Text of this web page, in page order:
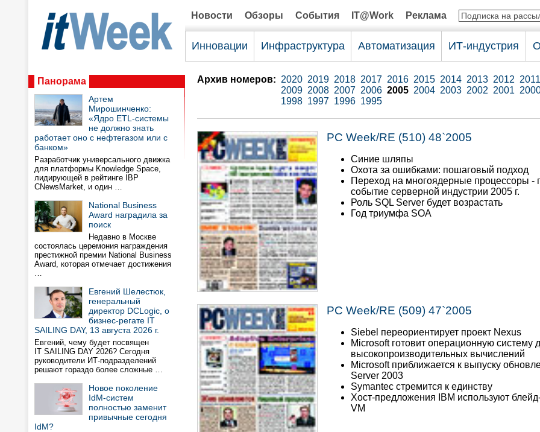
Новости Обзоры События IT@Work Реклама
Инновации Инфраструктура Автоматизация ИТ-индустрия
Панорама
Артем
Мирошинченко:
«Ядро ETL-системы
не должно знать
работает оно с нефтегазом или с
банком»
Разработчик универсального движка
для платформы Knowledge Space,
лидирующей в рейтинге IBP
CNewsMarket, и один …
National Business
Award наградила за
поиск
Недавно в Москве
состоялась церемония награждения
престижной премии National Business
Award, которая отмечает достижения
…
Евгений Шелестюк,
генеральный
директор DCLogic, о
бизнес-регате IT
SAILING DAY, 13 августа 2026 г.
Евгений, чему будет посвящен
IT SAILING DAY 2026? Сегодня
руководители ИТ-подразделений
решают гораздо более сложные …
Новое поколение
IdM-систем
полностью заменит
привычные сегодня
IdM?
Архив номеров: 2020 2019 2018 2017 2016 2015 2014 2013 2012 2011
2009 2008 2007 2006 2005 2004 2003 2002 2001
1998 1997 1996 1995
PC Week/RE (510) 48`2005
Синие шляпы
Охота за ошибками: пошаговый подход
Переход на многоядерные процессоры -
событие серверной индустрии 2005 г.
Роль SQL Server будет возрастать
Год триумфа SOA
PC Week/RE (509) 47`2005
Siebel переориентирует проект Nexus
Microsoft готовит операционную систему
высокопроизводительных вычислений
Microsoft приближается к выпуску
Server 2003
Symantec стремится к единству
Хост-предложения IBM используют
VM